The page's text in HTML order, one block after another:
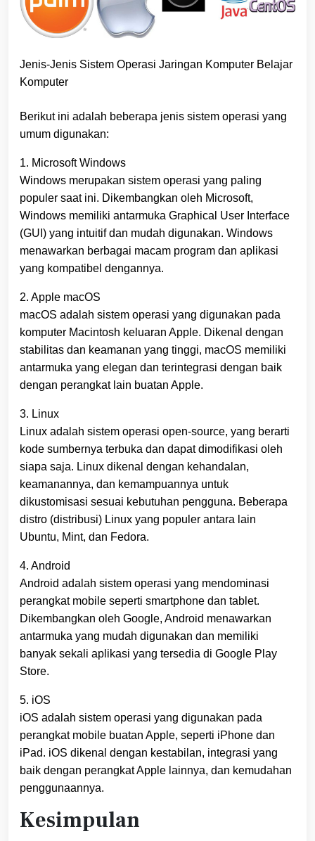
Jenis-Jenis Sistem Operasi Jaringan Komputer Belajar
Komputer
Berikut ini adalah beberapa jenis sistem operasi yang
umum digunakan:
1. Microsoft Windows
Windows merupakan sistem operasi yang paling
populer saat ini. Dikembangkan oleh Microsoft,
Windows memiliki antarmuka Graphical User Interface
(GUI) yang intuitif dan mudah digunakan. Windows
menawarkan berbagai macam program dan aplikasi
yang kompatibel dengannya.
2. Apple macOS
macOS adalah sistem operasi yang digunakan pada
komputer Macintosh keluaran Apple. Dikenal dengan
stabilitas dan keamanan yang tinggi, macOS memiliki
antarmuka yang elegan dan terintegrasi dengan baik
dengan perangkat lain buatan Apple.
3. Linux
Linux adalah sistem operasi open-source, yang berarti
kode sumbernya terbuka dan dapat dimodifikasi oleh
siapa saja. Linux dikenal dengan kehandalan,
keamanannya, dan kemampuannya untuk
dikustomisasi sesuai kebutuhan pengguna. Beberapa
distro (distribusi) Linux yang populer antara lain
Ubuntu, Mint, dan Fedora.
4. Android
Android adalah sistem operasi yang mendominasi
perangkat mobile seperti smartphone dan tablet.
Dikembangkan oleh Google, Android menawarkan
antarmuka yang mudah digunakan dan memiliki
banyak sekali aplikasi yang tersedia di Google Play
Store.
5. iOS
iOS adalah sistem operasi yang digunakan pada
perangkat mobile buatan Apple, seperti iPhone dan
iPad. iOS dikenal dengan kestabilan, integrasi yang
baik dengan perangkat Apple lainnya, dan kemudahan
penggunaannya.
Kesimpulan